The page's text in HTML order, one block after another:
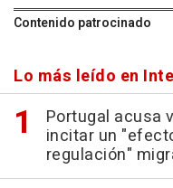
Contenido patrocinado
Lo más leído en
Portugal acusa
incitar un
regulación"